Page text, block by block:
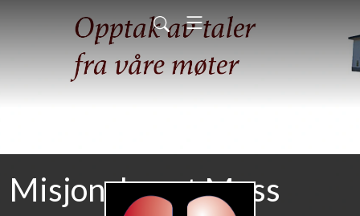
Misjonshuset Moss